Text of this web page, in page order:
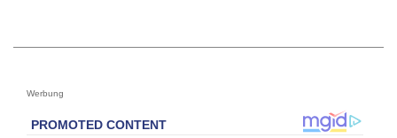
Werbung